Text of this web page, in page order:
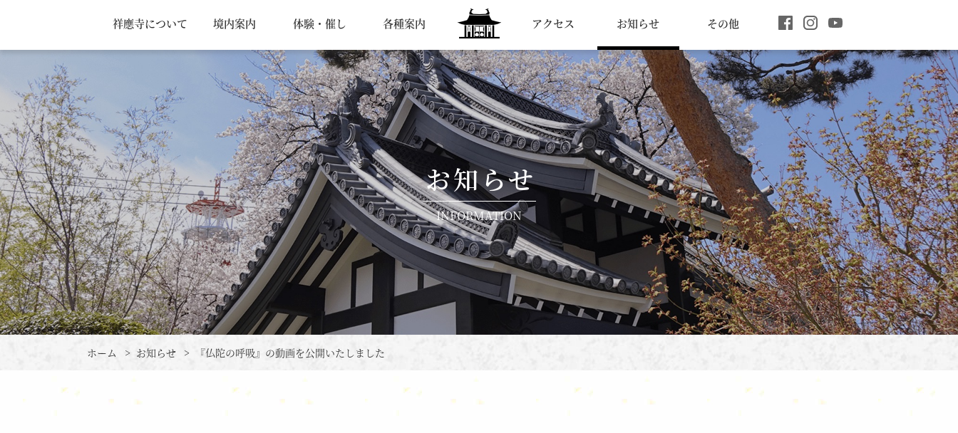
黒金山
祥應寺
【公
式】 | 東
京都国
分寺市
の黄檗
宗寺院
祥應寺について 境内案内 体験・催し 各種案内 アクセス お知らせ その他
式
Fa
ce
bo
ok
ペ
ー
ジ
式
In
st
ag
ra
m
式
Yo
uT
ub
e
ペ
ー
ジ
お知らせ
INFORMATION
ホーム > お知らせ > 『仏陀の呼吸』の動画を公開いたしました